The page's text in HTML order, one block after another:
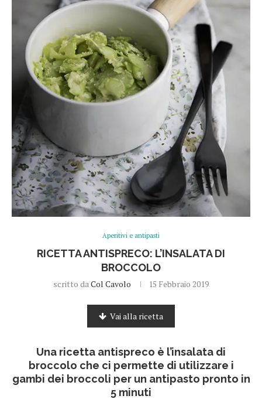
Aperitivi e antipasti
RICETTA ANTISPRECO: L’INSALATA DI
BROCCOLO
scritto daCol Cavolo 15 Febbraio 2019
Vai alla ricetta
Una ricetta antispreco è l’insalata di
broccolo che ci permette di utilizzare i
gambi dei broccoli per un antipasto pronto in
5 minuti